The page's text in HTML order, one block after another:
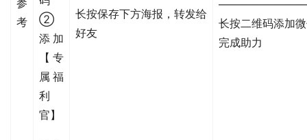
参
考
②
添加
【专
属福
利
官】
长按保存下方海报，转发给
好友
长按二维码添加
完成助力